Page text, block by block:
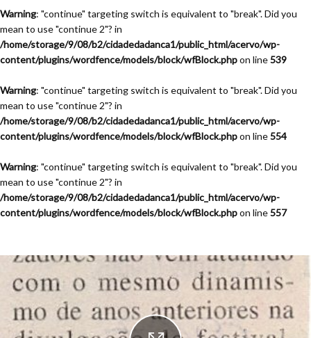
Warning: "continue" targeting switch is equivalent to "break". Did you
mean to use "continue 2"? in
/home/storage/9/08/b2/cidadedadanca1/public_html/acervo/wp-
content/plugins/wordfence/models/block/wfBlock.phpon line539
Warning: "continue" targeting switch is equivalent to "break". Did you
mean to use "continue 2"? in
/home/storage/9/08/b2/cidadedadanca1/public_html/acervo/wp-
content/plugins/wordfence/models/block/wfBlock.phpon line554
Warning: "continue" targeting switch is equivalent to "break". Did you
mean to use "continue 2"? in
/home/storage/9/08/b2/cidadedadanca1/public_html/acervo/wp-
content/plugins/wordfence/models/block/wfBlock.phpon line557
Festival de Dança de Joinville - 14a. Edição - 1996